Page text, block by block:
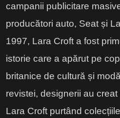
campanii publicitare
producători auto, Seat și
1997, Lara Croft a fost
istorie care a apărut pe
britanice de cultură și modă
revistei, designerii au
Lara Croft purtând